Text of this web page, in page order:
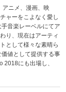
アニメ、漫画、映
ャーをこよなく愛し
音楽レーベルにてア
り、現在はアーティ
として様々な素晴ら
値として提供する事
2018にも出場し、